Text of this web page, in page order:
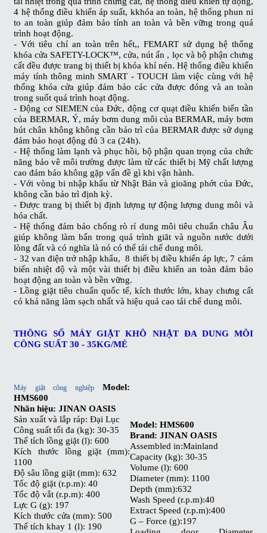
4 hệ thống điều khiển áp suất, kkhóa an toàn, hệ thống phun ni
to an toàn giúp đảm bảo tính an toàn và bền vững trong quá
trình hoạt động.
- Với tiêu chí an toàn trên hết,, FEMART sử dụng hệ thống
khóa cửa SAFETY-LOCK™, cửa, nút ấn , lọc và bộ phận chưng
cất đều được trang bị thiết bị khóa khí nén. Hệ thống điều khiển
máy tính thông minh SMART - TOUCH làm việc cùng với hệ
thống khóa cửa giúp đảm bảo các cửa được đóng và an toàn
trong suốt quá trình hoạt động.
- Động cơ SIEMEN của Đức, động cơ quạt điều khiển biến tần
của BERMAR, Ý, máy bơm dung môi của BERMAR, máy bơm
hút chân không không cần bảo trì của BERMAR được sử dụng
đảm bảo hoạt động đủ 3 ca (24h).
- Hệ thống làm lạnh và phục hồi, bộ phận quan trọng của chức
năng bảo vê môi trường được làm từ các thiết bị Mỹ chất lượng
cao đảm bảo không gặp vấn đề gì khi vận hành.
- Với vòng bi nhập khẩu từ Nhật Bản và gioăng phớt của Đức,
không cần bảo trì định kỳ.
- Được trang bị thiết bị định lượng tự động lượng dung môi và
hóa chất.
- Hệ thống đảm bảo chống rò rỉ dung môi tiêu chuẩn châu Âu
giúp không làm bẩn trong quá trình giăt và nguồn nước dưới
lòng đất và có nghĩa là nó có thể tái chế dung môi.
- 32 van điện trở nhập khẩu, 8 thiết bị điều khiển áp lực, 7 cảm
biến nhiệt độ và một vài thiết bị điều khiển an toàn đảm bảo
hoạt động an toàn và bền vững.
- Lồng giặt tiêu chuẩn quốc tế, kích thước lớn, khay chưng cất
có khả năng làm sạch nhất và hiệu quả cao tái chế dung môi.
THÔNG SỐ MÁY GIẶT KHÔ NHẬT ĐA DUNG MÔI
CÔNG SUẤT 30 - 35KG/MẺ
Máy giặt công nghiệp
Model:
HMS600
Nhãn hiệu: JINAN OASIS
Sản xuất và lắp ráp: Đại Lục
Công suất tối đa (kg): 30-35
Thể tích lồng giặt (l): 600
Kích thước lồng giặt (mm):
1100
Độ sâu lồng giặt (mm): 632
Tốc độ giặt (r.p.m): 40
Tốc độ vắt (r.p.m): 400
Lực G (g): 197
Kích thước cửa (mm): 500
Thể tích khay 1 (l): 190
Model: HMS600
Brand: JINAN OASIS
Assembled in:Mainland
Capacity (kg): 30-35
Volume (l): 600
Diameter (mm): 1100
Depth (mm):632
Wash Speed (r.p.m):40
Extract Speed (r.p.m):400
G – Force (g):197